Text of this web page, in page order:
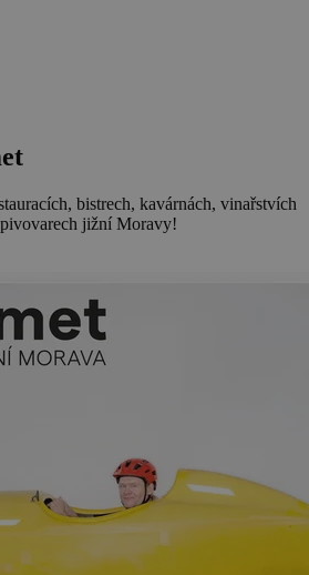
bistrech, kavárnách, vinařstvích
jižní Moravy!